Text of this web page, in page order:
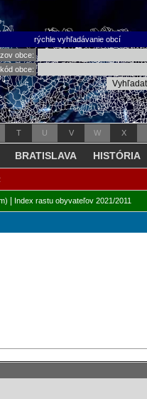
rýchle vyhľadávanie obcí
obce:
kód obce:
T U V W X
BRATISLAVA HISTÓRIA
Index rastu obyvateľov 2021/2011